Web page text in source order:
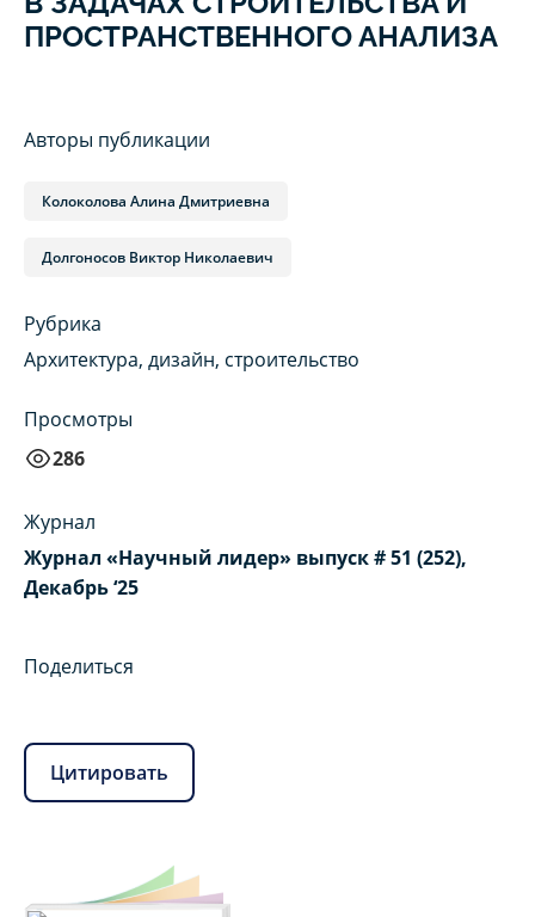
ПРОСТРАНСТВЕННОГО АНАЛИЗА
Авторы публикации
Колоколова Алина Дмитриевна
Долгоносов Виктор Николаевич
Рубрика
Архитектура, дизайн, строительство
Просмотры
286
Журнал
Журнал «Научный лидер» выпуск # 51 (252),
Декабрь ‘25
Поделиться
Цитировать